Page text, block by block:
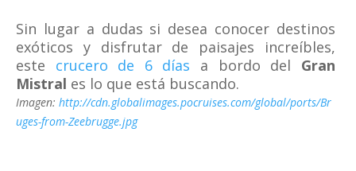
Sin lugar a dudas si desea conocer destinos
exóticos y disfrutar de paisajes increíbles,
este crucero de 6 días a bordo del Gran
Mistral es lo que está buscando.
Imagen: http://cdn.globalimages.pocruises.com/global/ports/Br
uges-from-Zeebrugge.jpg